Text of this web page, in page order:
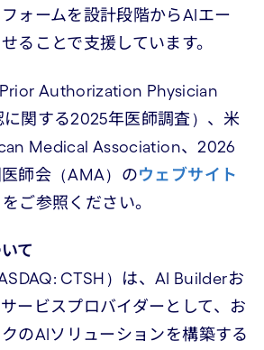
ォームを設計段階からAIエー
ることで支援しています。
Authorization Physician
関する2025年医師調査）、米
Medical Association、2026
師会（AMA）のウェブサイト
ご参照ください。
て
CTSH）は、AI Builderお
ービスプロバイダーとして、お
のAIソリューションを構築する